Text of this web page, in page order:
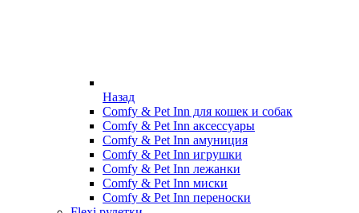
Назад
Comfy & Pet Inn для кошек и собак
Comfy & Pet Inn аксессуары
Comfy & Pet Inn амуниция
Comfy & Pet Inn игрушки
Comfy & Pet Inn лежанки
Comfy & Pet Inn миски
Comfy & Pet Inn переноски